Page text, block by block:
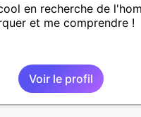
en recherche de
et me comprendre !
Voir le profil